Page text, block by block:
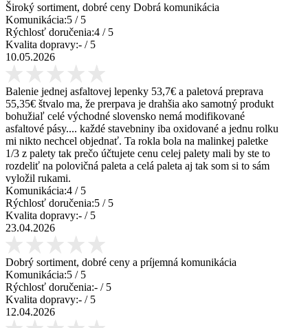
Široký sortiment, dobré ceny Dobrá komunikácia
Komunikácia:5 / 5
Rýchlosť doručenia:4 / 5
Kvalita dopravy:- / 5
10.05.2026
Balenie jednej asfaltovej lepenky 53,7€ a paletová preprava
55,35€ štvalo ma, že prerpava je drahšia ako samotný produkt
bohužiaľ celé východné slovensko nemá modifikované
asfaltové pásy.... každé stavebniny iba oxidované a jednu rolku
mi nikto nechcel objednať. Ta rokla bola na malinkej paletke
1/3 z palety tak prečo účtujete cenu celej palety mali by ste to
rozdeliť na polovičná paleta a celá paleta aj tak som si to sám
vyložil rukami.
Komunikácia:4 / 5
Rýchlosť doručenia:5 / 5
Kvalita dopravy:- / 5
23.04.2026
Dobrý sortiment, dobré ceny a príjemná komunikácia
Komunikácia:5 / 5
Rýchlosť doručenia:- / 5
Kvalita dopravy:- / 5
12.04.2026